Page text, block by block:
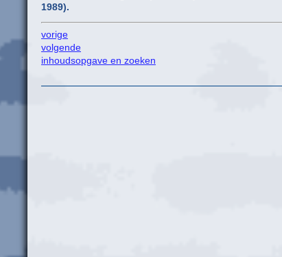
1989).
vorige
volgende
inhoudsopgave en zoeken